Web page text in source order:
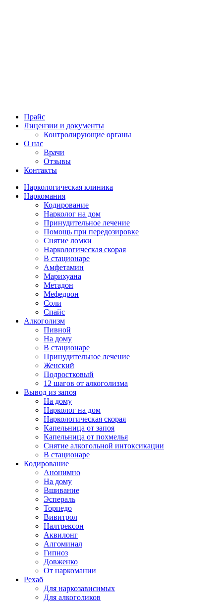
Прайс
Лицензии и документы
Контролирующие органы
О нас
Врачи
Отзывы
Контакты
Наркологическая клиника
Наркомания
Кодирование
Нарколог на дом
Принудительное лечение
Помощь при передозировке
Снятие ломки
Наркологическая скорая
В стационаре
Амфетамин
Марихуана
Метадон
Мефедрон
Соли
Спайс
Алкоголизм
Пивной
На дому
В стационаре
Принудительное лечение
Женский
Подростковый
12 шагов от алкоголизма
Вывод из запоя
На дому
Нарколог на дом
Наркологическая скорая
Капельница от запоя
Капельница от похмелья
Снятие алкогольной интоксикации
В стационаре
Кодирование
Анонимно
На дому
Вшивание
Эспераль
Торпедо
Вивитрол
Налтрексон
Аквилонг
Алгоминал
Гипноз
Довженко
От наркомании
Рехаб
Для наркозависимых
Для алкоголиков